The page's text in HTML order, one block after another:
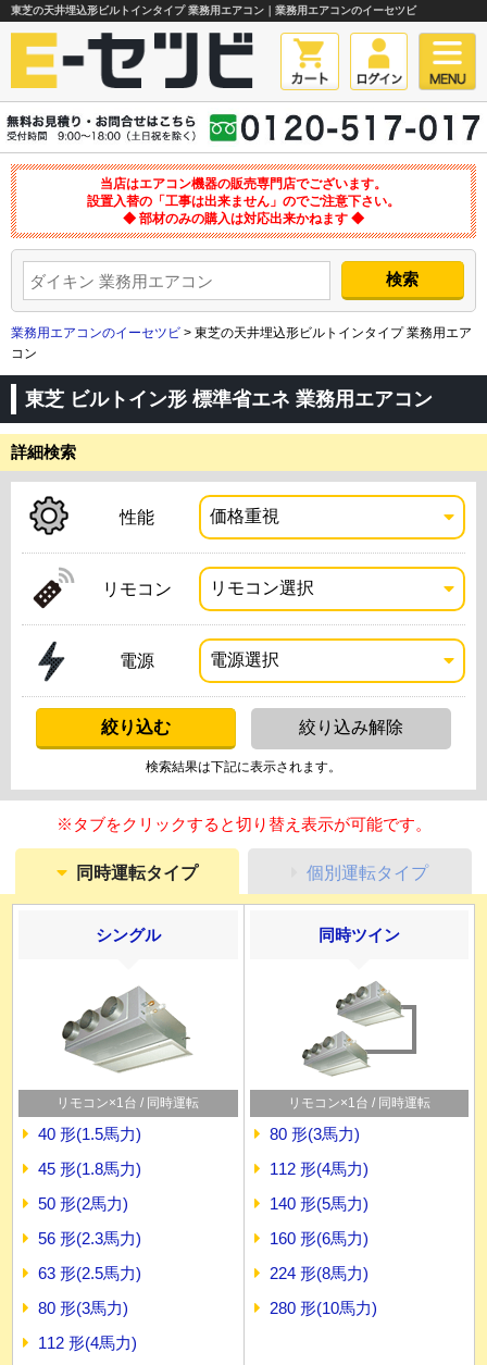
東芝の天井埋込形ビルトインタイプ 業務用エアコン｜業務用エアコンのイーセツビ
当店はエアコン機器の販売専門店でございます。
設置入替の「工事は出来ません」のでご注意下さい。
◆ 部材のみの購入は対応出来かねます ◆
業務用エアコンのイーセツビ > 東芝の天井埋込形ビルトインタイプ 業務用エア
コン
東芝 ビルトイン形 標準省エネ 業務用エアコン
詳細検索
性能
リモコン
電源
検索結果は下記に表示されます。
※タブをクリックすると切り替え表示が可能です。
同時運転タイプ 個別運転タイプ
シングル
リモコン×1台 / 同時運転
40 形(1.5馬力)
45 形(1.8馬力)
50 形(2馬力)
56 形(2.3馬力)
63 形(2.5馬力)
80 形(3馬力)
112 形(4馬力)
同時ツイン
リモコン×1台 / 同時運転
80 形(3馬力)
112 形(4馬力)
140 形(5馬力)
160 形(6馬力)
224 形(8馬力)
280 形(10馬力)